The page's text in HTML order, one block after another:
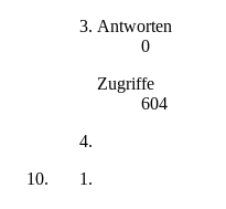
Antworten
0
Zugriffe
604